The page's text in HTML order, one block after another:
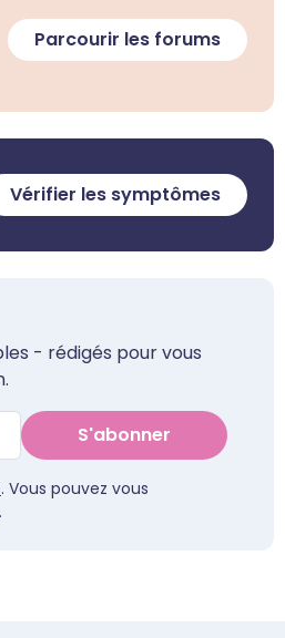
Parcourir les forums
Vérifier les symptômes
- rédigés pour vous
S'abonner
. Vous pouvez vous